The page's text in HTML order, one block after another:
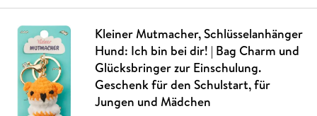
Kleiner Mutmacher, Schlüsselanhänger
Hund: Ich bin bei dir! | Bag Charm und
Glücksbringer zur Einschulung.
Geschenk für den Schulstart, für
Jungen und Mädchen